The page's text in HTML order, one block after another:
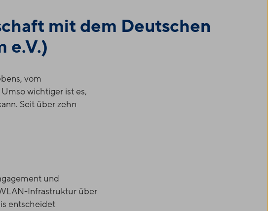
mit dem Deutschen
e.V.)
vom
wichtiger ist es,
Seit über zehn
und
Infrastruktur über
entscheidet